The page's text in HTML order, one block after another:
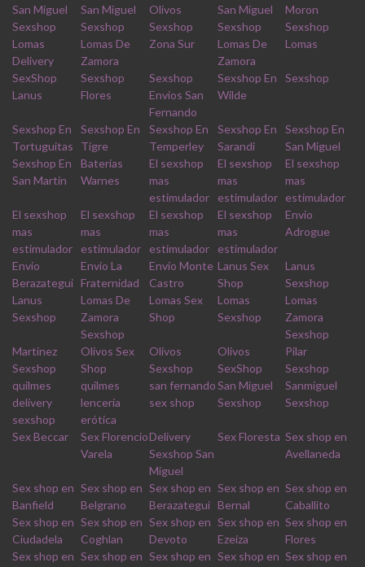
San Miguel
San Miguel
Olivos
San Miguel
Moron
Sexshop
Lomas
Delivery
Sexshop
Lomas De
Zamora
Sexshop
Zona Sur
Sexshop
Lomas De
Zamora
Sexshop
Lomas
SexShop
Lanus
Sexshop
Flores
Sexshop
Envios San
Fernando
Sexshop En
Wilde
Sexshop
Sexshop En
Tortuguitas
Sexshop En
Tigre
Sexshop En
Temperley
Sexshop En
Sarandi
Sexshop En
San Miguel
Sexshop En
San Martin
Baterias
Warnes
El sexshop
mas
estimulador
El sexshop
mas
estimulador
El sexshop
mas
estimulador
El sexshop
mas
estimulador
El sexshop
mas
estimulador
El sexshop
mas
estimulador
El sexshop
mas
estimulador
Envio
Adrogue
Envio
Berazategui
Envio La
Fraternidad
Envio Monte
Castro
Lanus Sex
Shop
Lanus
Sexshop
Lanus
Sexshop
Lomas De
Zamora
Sexshop
Lomas Sex
Shop
Lomas
Sexshop
Lomas
Zamora
Sexshop
Martinez
Sexshop
Olivos Sex
Shop
Olivos
Sexshop
Olivos
SexShop
Pilar
Sexshop
quilmes
delivery
sexshop
quilmes
lencería
erótica
san fernando
sex shop
San Miguel
Sexshop
Sanmiguel
Sexshop
Sex Beccar
Sex Florencio
Varela
Delivery
Sexshop San
Miguel
Sex Floresta Sex shop en
Avellaneda
Sex shop en
Banfield
Sex shop en
Belgrano
Sex shop en
Berazategui
Sex shop en
Bernal
Sex shop en
Caballito
Sex shop en
Ciudadela
Sex shop en
Coghlan
Sex shop en
Devoto
Sex shop en
Ezeiza
Sex shop en
Flores
Sex shop en Sex shop en Sex shop en Sex shop en Sex shop en